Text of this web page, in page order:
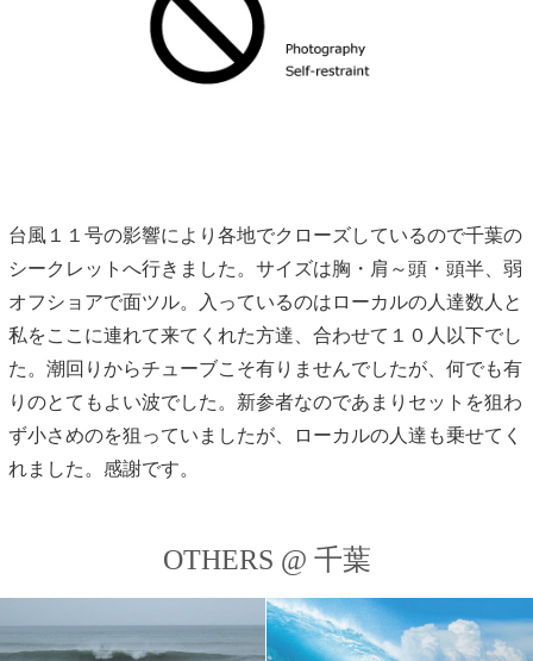
Monthly Archive
台風１１号の影響により各地でクローズしているので千葉の
シークレットへ行きました。サイズは胸・肩～頭・頭半、弱
オフショアで面ツル。入っているのはローカルの人達数人と
私をここに連れて来てくれた方達、合わせて１０人以下でし
た。潮回りからチューブこそ有りませんでしたが、何でも有
りのとてもよい波でした。新参者なのであまりセットを狙わ
ず小さめのを狙っていましたが、ローカルの人達も乗せてく
れました。感謝です。
OTHERS @ 千葉